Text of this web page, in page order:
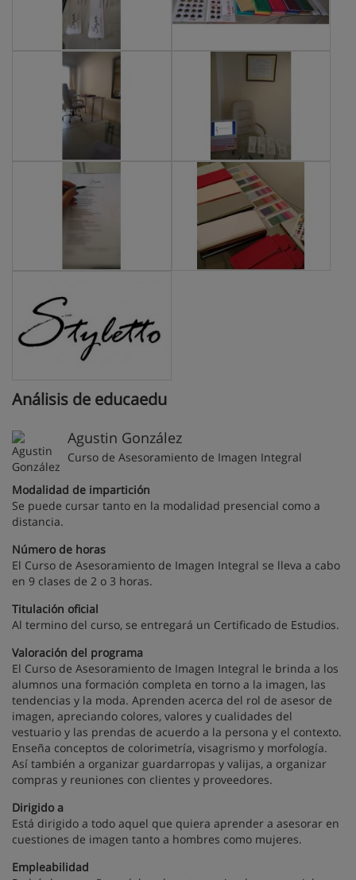
Análisis de educaedu
Agustin González
Curso de Asesoramiento de Imagen Integral
Modalidad de impartición
Se puede cursar tanto en la modalidad presencial como a
distancia.
Número de horas
El Curso de Asesoramiento de Imagen Integral se lleva a cabo
en 9 clases de 2 o 3 horas.
Titulación oficial
Al termino del curso, se entregará un Certificado de Estudios.
Valoración del programa
El Curso de Asesoramiento de Imagen Integral le brinda a los
alumnos una formación completa en torno a la imagen, las
tendencias y la moda. Aprenden acerca del rol de asesor de
imagen, apreciando colores, valores y cualidades del
vestuario y las prendas de acuerdo a la persona y el contexto.
Enseña conceptos de colorimetría, visagrismo y morfología.
Así también a organizar guardarropas y valijas, a organizar
compras y reuniones con clientes y proveedores.
Dirigido a
Está dirigido a todo aquel que quiera aprender a asesorar en
cuestiones de imagen tanto a hombres como mujeres.
Empleabilidad